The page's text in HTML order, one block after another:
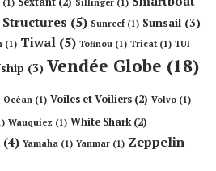
(1) Sillinger (1)
Structures (5) Sunreef(1) Sunsail (3)
(1) Tiwal (5) Tofinou (1) Tricat(1) TUI
(3) Vendée Globe (18)
Océan (1) Voiles et Voiliers (2) Volvo (1)
Wauquiez (1) White Shark(2)
(4) Yamaha (1) Yanmar (1) Zeppelin